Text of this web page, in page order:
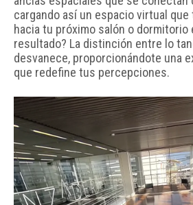
cargando así un espacio virtual
hacia tu próximo salón o dormitorio
resultado? La distinción entre lo
desvanece, proporcionándote una
que redefine tus percepciones.